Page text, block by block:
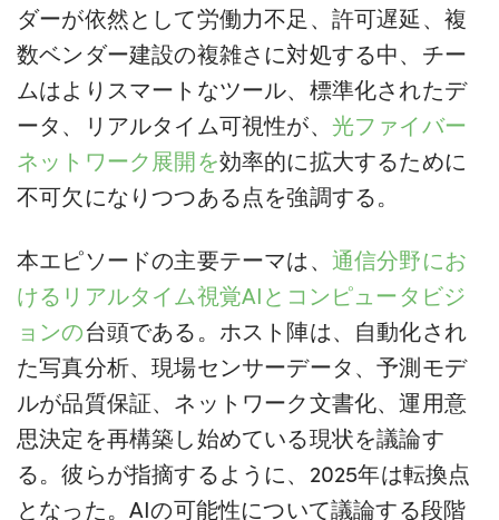
ダーが依然として労働力不足、許可遅延、複
数ベンダー建設の複雑さに対処する中、チー
ムはよりスマートなツール、標準化されたデ
ータ、リアルタイム可視性が、 光ファイバー
ネットワーク展開を効率的に拡大するために
不可欠になりつつある点を強調する。
本エピソードの主要テーマは、 通信分野にお
けるリアルタイム視覚AIとコンピュータビジ
ョンの台頭である。ホスト陣は、自動化され
た写真分析、現場センサーデータ、予測モデ
ルが品質保証、ネットワーク文書化、運用意
思決定を再構築し始めている現状を議論す
る。彼らが指摘するように、2025年は転換点
となった。AIの可能性について議論する段階